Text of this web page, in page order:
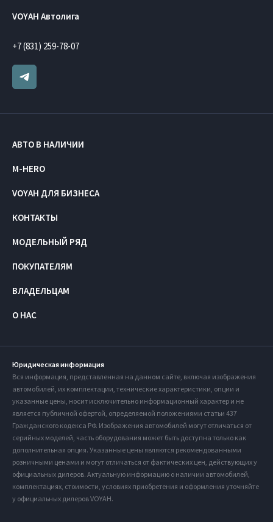
VOYAH Автолига
+7 (831) 259-78-07
АВТО В НАЛИЧИИ
M-HERO
VOYAH ДЛЯ БИЗНЕСА
КОНТАКТЫ
МОДЕЛЬНЫЙ РЯД
ПОКУПАТЕЛЯМ
ВЛАДЕЛЬЦАМ
О НАС
Юридическая информация
Вся информация, представленная на данном сайте, включая изображения
автомобилей, их комплектации, технические характеристики, опции и
указанные цены, носит исключительно информационный характер и не
является публичной офертой, определяемой положениями статьи 437
Гражданского кодекса РФ. Изображения автомобилей могут отличаться от
серийных моделей, часть оборудования может быть доступна только как
дополнительная опция. Указанные цены являются рекомендованными
розничными ценами и могут отличаться от фактических цен, действующих у
официальных дилеров. Актуальную информацию о наличии автомобилей,
комплектациях, стоимости, условиях приобретения и оформления уточняйте
у официальных дилеров VOYAH.